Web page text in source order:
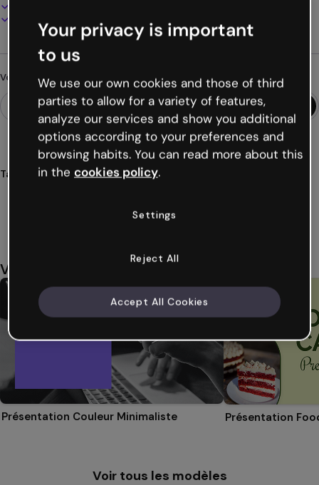
Vous cherchez autre chose ?
Tags
Vous aimerez aussi
Présentation Couleur Minimaliste Présentation
Voir tous les modèles
Your privacy is important
to us
We use our own cookies and those of third
parties to allow for a variety of features,
analyze our services and show you additional
options according to your preferences and
browsing habits. You can read more about this
in the cookies policy.
Settings
Reject All
Accept All Cookies